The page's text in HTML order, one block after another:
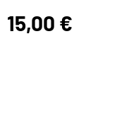
15,00 €